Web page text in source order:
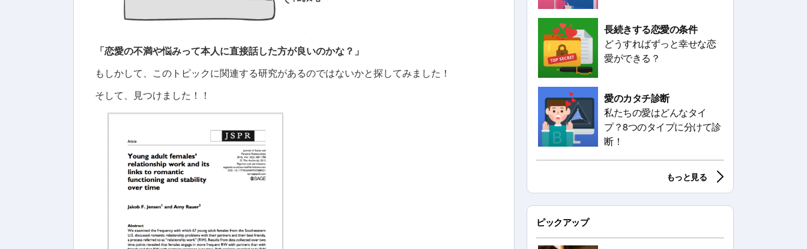
「恋愛の不満や悩みって本人に直接話した方が良いのかな？」
もしかして、このトピックに関連する研究があるのではないかと探してみました！
そして、見つけました！！
長続きする恋愛の条件
どうすればずっと幸せな恋
愛ができる？
愛のカタチ診断
私たちの愛はどんなタイ
プ？8つのタイプに分けて診
断！
もっと見る
ピックアップ